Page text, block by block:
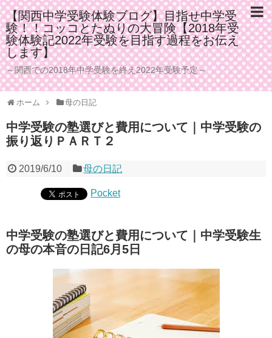
【関西中学受験体験ブログ】目指せ中学受
験！！コッコとたぬりの大冒険【2018年受
験体験記2022年受験を目指す過程をお伝え
します】
～関西での2018年中学受験を終え2022年受験予定～
ホーム 母の日記
中学受験の塾選びと費用について｜中学受験の
振り返りＰＡＲＴ２
2019/6/10 母の日記
Pocket
中学受験の塾選びと費用について｜中学受験生
の母の本音の日記6月5日